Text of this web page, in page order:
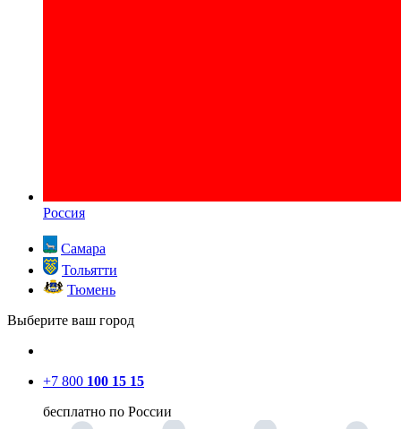
Россия
Самара
Тольятти
Тюмень
Выберите ваш город
+7 800 100 15 15
бесплатно по России